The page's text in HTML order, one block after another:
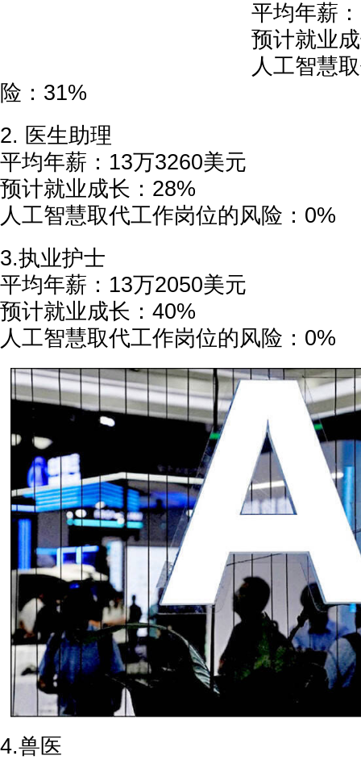
平均年薪
预计就业
人工智慧
险：31%
2. 医生助理
平均年薪：13万3260美元
预计就业成长：28%
人工智慧取代工作岗位的风险：0%
3.执业护士
平均年薪：13万2050美元
预计就业成长：40%
人工智慧取代工作岗位的风险：0%
4.兽医